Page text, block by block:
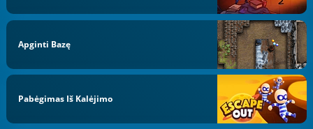
Apginti Bazę
Pabėgimas Iš Kalėjimo